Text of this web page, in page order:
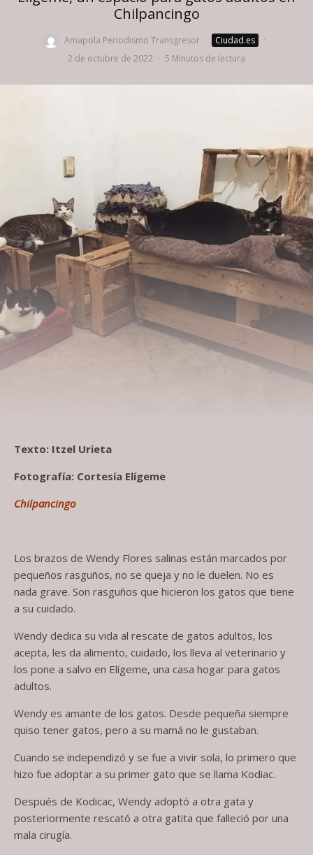
Chilpancingo
Amapola Periodismo Transgresor · Ciudad.es
·
2 de octubre de 2022 · 5 Minutos de lectura
Texto: Itzel Urieta
Fotografía: Cortesía Elígeme
Chilpancingo
Los brazos de Wendy Flores salinas están marcados por
pequeños rasguños, no se queja y no le duelen. No es
nada grave. Son rasguños que hicieron los gatos que tiene
a su cuidado.
Wendy dedica su vida al rescate de gatos adultos, los
acepta, les da alimento, cuidado, los lleva al veterinario y
los pone a salvo en Elígeme, una casa hogar para gatos
adultos.
Wendy es amante de los gatos. Desde pequeña siempre
quiso tener gatos, pero a su mamá no le gustaban.
Cuando se independizó y se fue a vivir sola, lo primero que
hizo fue adoptar a su primer gato que se llama Kodiac.
Después de Kodicac, Wendy adoptó a otra gata y
posteriormente rescató a otra gatita que falleció por una
mala cirugía.